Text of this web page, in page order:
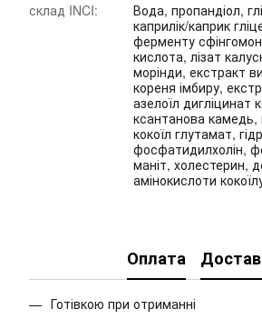
склад INCI:
Вода, пропандіол,
каприлік/каприк
ферменту
кислота, лізат
морінди, екстракт
кореня імбиру,
азелоїл дигліцинат
ксантанова камедь,
кокоїл глутамат,
фосфатидилхолін,
маніт, холестерин,
амінокислоти
Оплата
Готівкою при отриманні